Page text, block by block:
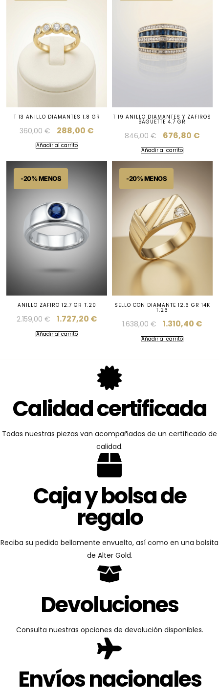
T 13 ANILLO DIAMANTES 1.8 GR
360,00€ 288,00 €
Añadir al carrito
T 19 ANILLO DIAMANTES Y ZAFIROS
BAGUETTE 4.7 GR
846,00 € 676,80 €
Añadir al carrito
ANILLO ZAFIRO 12.7 GR T.20
2.159,00 € 1.727,20 €
Añadir al carrito
SELLO CON DIAMANTE 12.6 GR 14K
T.26
1.638,00 € 1.310,40 €
Añadir al carrito
Calidad certificada
Todas nuestras piezas van acompañadas de un certificado de
calidad.
Caja y bolsa de
regalo
Reciba su pedido bellamente envuelto, así como en una bolsita
de Alter Gold.
Devoluciones
Consulta nuestras opciones de devolución disponibles.
Envíos nacionales